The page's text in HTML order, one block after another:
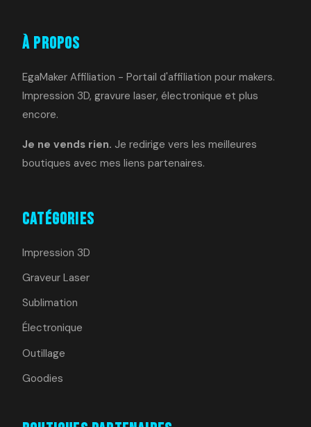
À Propos
EgaMaker Affiliation - Portail d'affiliation pour makers.
Impression 3D, gravure laser, électronique et plus
encore.
Je ne vends rien. Je redirige vers les meilleures
boutiques avec mes liens partenaires.
Catégories
Impression 3D
Graveur Laser
Sublimation
Électronique
Outillage
Goodies